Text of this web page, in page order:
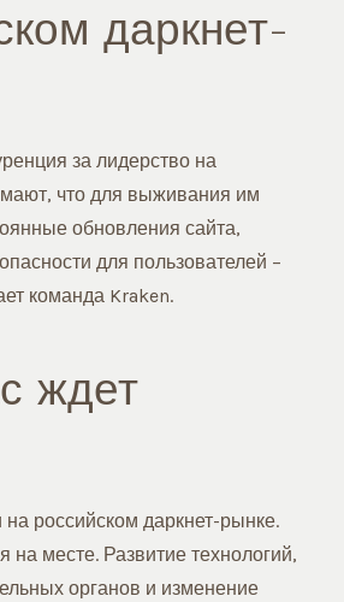
даркнет-
за лидерство на
что для выживания им
обновления сайта,
для пользователей –
команда Kraken.
ждет
российском даркнет-рынке.
на месте. Развитие технологий,
органов и изменение